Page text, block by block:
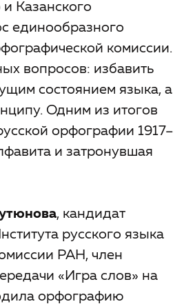
Казанского
единообразного
комиссии.
вопросов: избавить
состоянием языка, а
Одним из итогов
орфографии 1917–
и затронувшая
, кандидат
русского языка
РАН, член
«Игра слов» на
орфографию